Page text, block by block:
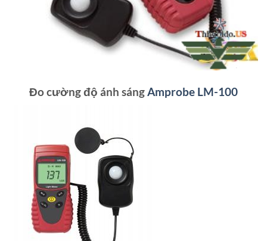
Đo cường độ ánh sángAmprobe LM-100